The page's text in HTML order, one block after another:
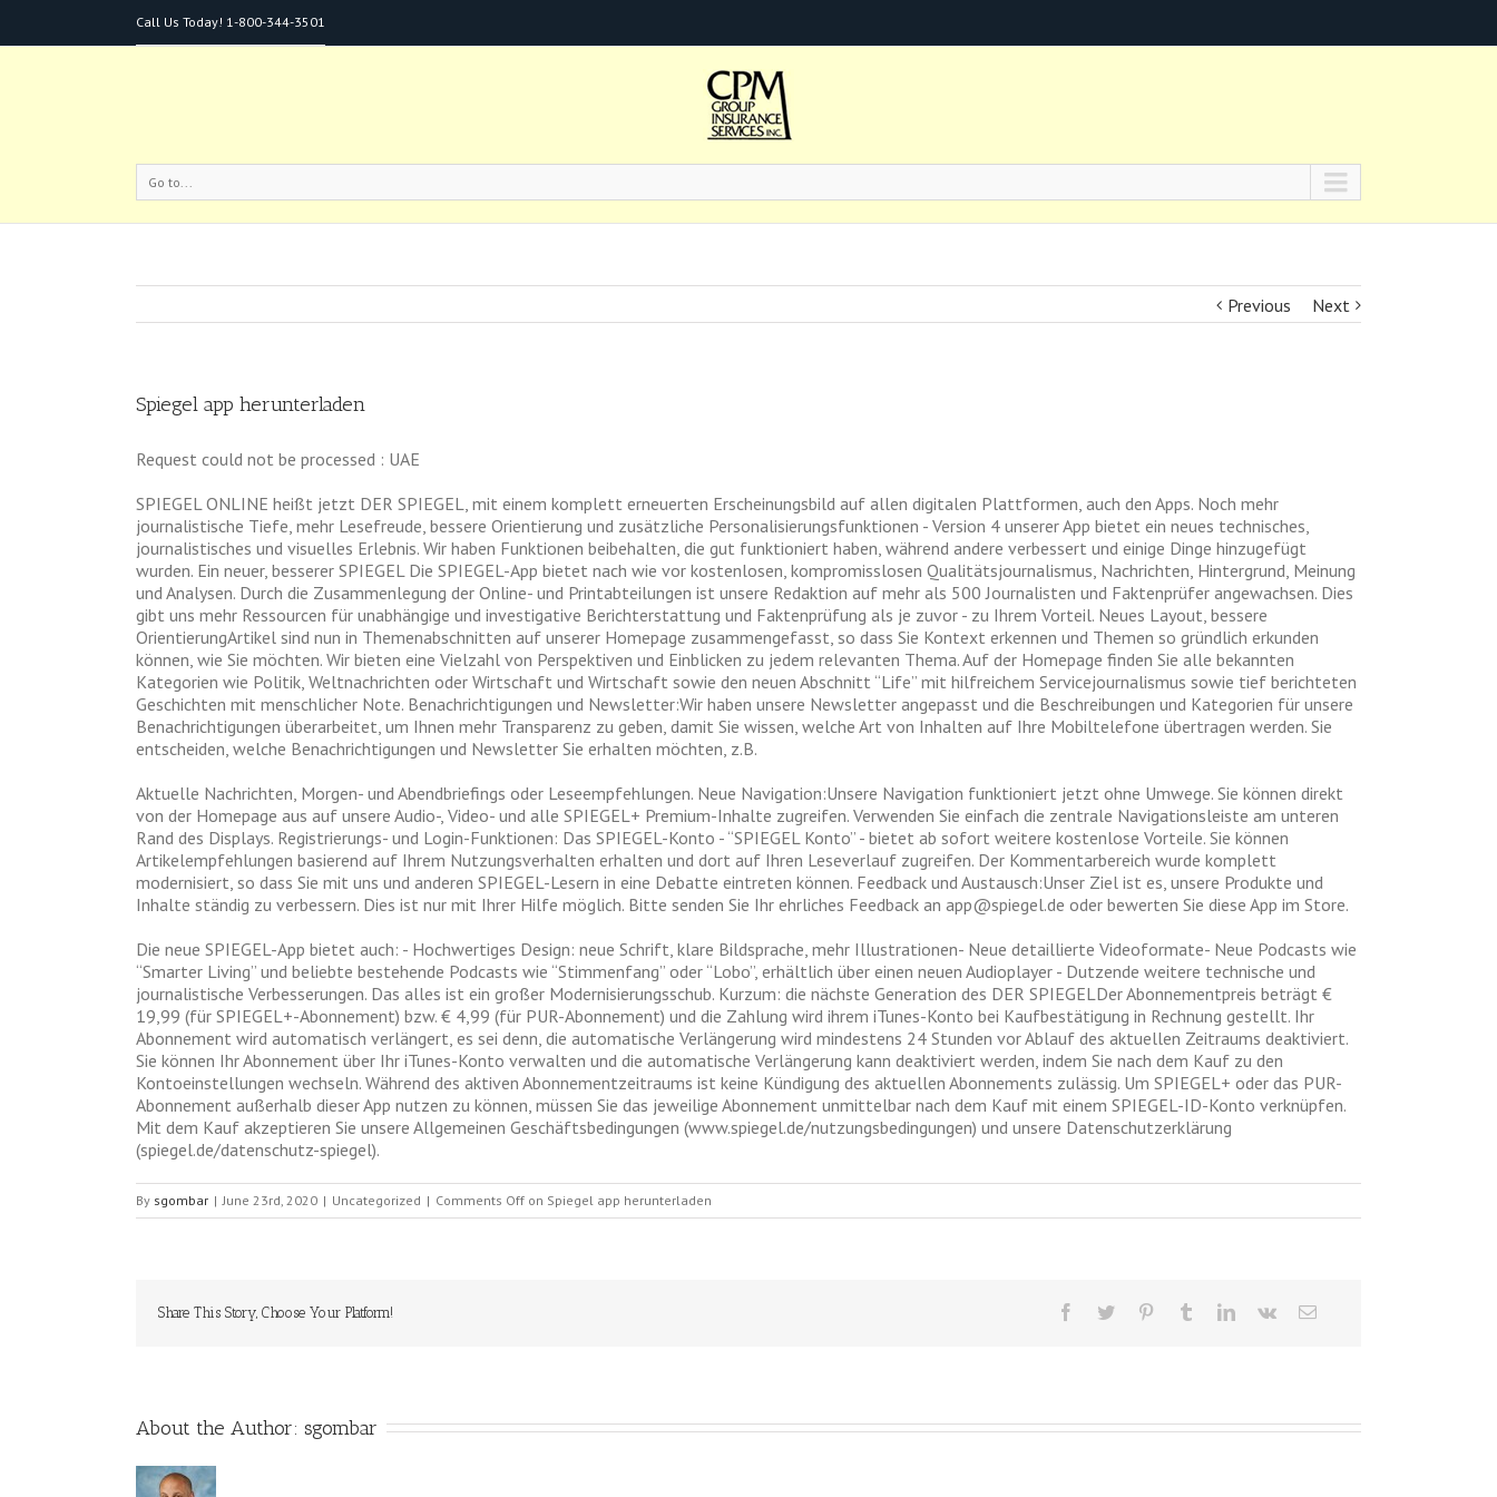
Call Us Today! 1-800-344-3501
Go to...
Previous Next
Spiegel app herunterladen
Request could not be processed : UAE
SPIEGEL ONLINE heißt jetzt DER SPIEGEL, mit einem komplett erneuerten Erscheinungsbild auf allen digitalen Plattformen, auch den Apps. Noch mehr
journalistische Tiefe, mehr Lesefreude, bessere Orientierung und zusätzliche Personalisierungsfunktionen - Version 4 unserer App bietet ein neues technisches,
journalistisches und visuelles Erlebnis. Wir haben Funktionen beibehalten, die gut funktioniert haben, während andere verbessert und einige Dinge hinzugefügt
wurden. Ein neuer, besserer SPIEGEL Die SPIEGEL-App bietet nach wie vor kostenlosen, kompromisslosen Qualitätsjournalismus, Nachrichten, Hintergrund, Meinung
und Analysen. Durch die Zusammenlegung der Online- und Printabteilungen ist unsere Redaktion auf mehr als 500 Journalisten und Faktenprüfer angewachsen. Dies
gibt uns mehr Ressourcen für unabhängige und investigative Berichterstattung und Faktenprüfung als je zuvor - zu Ihrem Vorteil. Neues Layout, bessere
OrientierungArtikel sind nun in Themenabschnitten auf unserer Homepage zusammengefasst, so dass Sie Kontext erkennen und Themen so gründlich erkunden
können, wie Sie möchten. Wir bieten eine Vielzahl von Perspektiven und Einblicken zu jedem relevanten Thema. Auf der Homepage finden Sie alle bekannten
Kategorien wie Politik, Weltnachrichten oder Wirtschaft und Wirtschaft sowie den neuen Abschnitt “Life” mit hilfreichem Servicejournalismus sowie tief berichteten
Geschichten mit menschlicher Note. Benachrichtigungen und Newsletter:Wir haben unsere Newsletter angepasst und die Beschreibungen und Kategorien für unsere
Benachrichtigungen überarbeitet, um Ihnen mehr Transparenz zu geben, damit Sie wissen, welche Art von Inhalten auf Ihre Mobiltelefone übertragen werden. Sie
entscheiden, welche Benachrichtigungen und Newsletter Sie erhalten möchten, z.B.
Aktuelle Nachrichten, Morgen- und Abendbriefings oder Leseempfehlungen. Neue Navigation:Unsere Navigation funktioniert jetzt ohne Umwege. Sie können direkt
von der Homepage aus auf unsere Audio-, Video- und alle SPIEGEL+ Premium-Inhalte zugreifen. Verwenden Sie einfach die zentrale Navigationsleiste am unteren
Rand des Displays. Registrierungs- und Login-Funktionen: Das SPIEGEL-Konto - “SPIEGEL Konto” - bietet ab sofort weitere kostenlose Vorteile. Sie können
Artikelempfehlungen basierend auf Ihrem Nutzungsverhalten erhalten und dort auf Ihren Leseverlauf zugreifen. Der Kommentarbereich wurde komplett
modernisiert, so dass Sie mit uns und anderen SPIEGEL-Lesern in eine Debatte eintreten können. Feedback und Austausch:Unser Ziel ist es, unsere Produkte und
Inhalte ständig zu verbessern. Dies ist nur mit Ihrer Hilfe möglich. Bitte senden Sie Ihr ehrliches Feedback an app@spiegel.de oder bewerten Sie diese App im Store.
Die neue SPIEGEL-App bietet auch: - Hochwertiges Design: neue Schrift, klare Bildsprache, mehr Illustrationen- Neue detaillierte Videoformate- Neue Podcasts wie
“Smarter Living” und beliebte bestehende Podcasts wie “Stimmenfang” oder “Lobo”, erhältlich über einen neuen Audioplayer - Dutzende weitere technische und
journalistische Verbesserungen. Das alles ist ein großer Modernisierungsschub. Kurzum: die nächste Generation des DER SPIEGELDer Abonnementpreis beträgt €
19,99 (für SPIEGEL+-Abonnement) bzw. € 4,99 (für PUR-Abonnement) und die Zahlung wird ihrem iTunes-Konto bei Kaufbestätigung in Rechnung gestellt. Ihr
Abonnement wird automatisch verlängert, es sei denn, die automatische Verlängerung wird mindestens 24 Stunden vor Ablauf des aktuellen Zeitraums deaktiviert.
Sie können Ihr Abonnement über Ihr iTunes-Konto verwalten und die automatische Verlängerung kann deaktiviert werden, indem Sie nach dem Kauf zu den
Kontoeinstellungen wechseln. Während des aktiven Abonnementzeitraums ist keine Kündigung des aktuellen Abonnements zulässig. Um SPIEGEL+ oder das PUR-
Abonnement außerhalb dieser App nutzen zu können, müssen Sie das jeweilige Abonnement unmittelbar nach dem Kauf mit einem SPIEGEL-ID-Konto verknüpfen.
Mit dem Kauf akzeptieren Sie unsere Allgemeinen Geschäftsbedingungen (www.spiegel.de/nutzungsbedingungen) und unsere Datenschutzerklärung
(spiegel.de/datenschutz-spiegel).
By sgombar | June 23rd, 2020 | Uncategorized | Comments Off on Spiegel app herunterladen
Share This Story, Choose Your Platform!
About the Author: sgombar